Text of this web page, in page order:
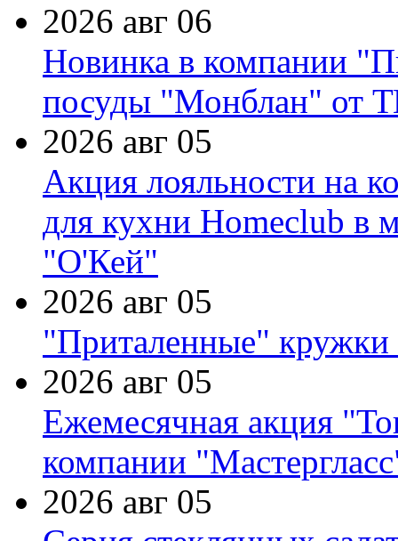
2026 авг 06
Новинка в компании
посуды "Монблан" от
2026 авг 05
Акция лояльности на
для кухни Homeclub в
"О'Кей"
2026 авг 05
"Приталенные" кружки
2026 авг 05
Ежемесячная акция
компании
2026 авг 05